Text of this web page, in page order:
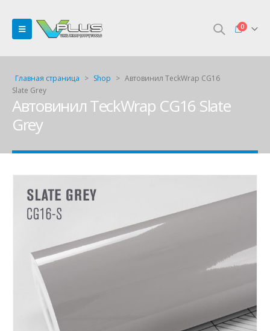
0
Главная страница > Shop > Автовинил TeckWrap CG16
Slate Grey
Автовинил TeckWrap CG16 Slate
Grey